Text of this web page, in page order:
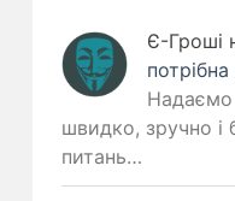
Є-Гроші
швидко, зручно і
питань…